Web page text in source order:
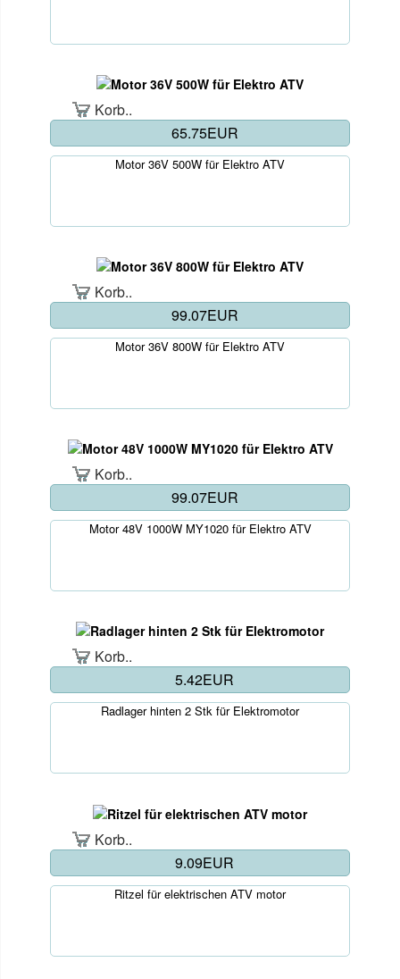
Korb..
65.75EUR
Motor 36V 500W für Elektro ATV
Korb..
99.07EUR
Motor 36V 800W für Elektro ATV
Korb..
99.07EUR
Motor 48V 1000W MY1020 für Elektro ATV
Korb..
5.42EUR
Radlager hinten 2 Stk für Elektromotor
Korb..
9.09EUR
Ritzel für elektrischen ATV motor